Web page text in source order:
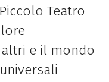
Teatro
e il mondo